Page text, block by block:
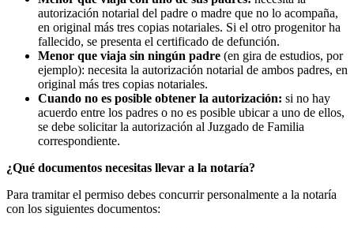
autorización notarial del padre o madre que no lo acompaña,
en original más tres copias notariales. Si el otro progenitor ha
fallecido, se presenta el certificado de defunción.
Menor que viaja sin ningún padre (en gira de estudios, por
ejemplo): necesita la autorización notarial de ambos padres, en
original más tres copias notariales.
Cuando no es posible obtener la autorización: si no hay
acuerdo entre los padres o no es posible ubicar a uno de ellos,
se debe solicitar la autorización al Juzgado de Familia
correspondiente.
¿Qué documentos necesitas llevar a la notaría?
Para tramitar el permiso debes concurrir personalmente a la notaría
con los siguientes documentos: